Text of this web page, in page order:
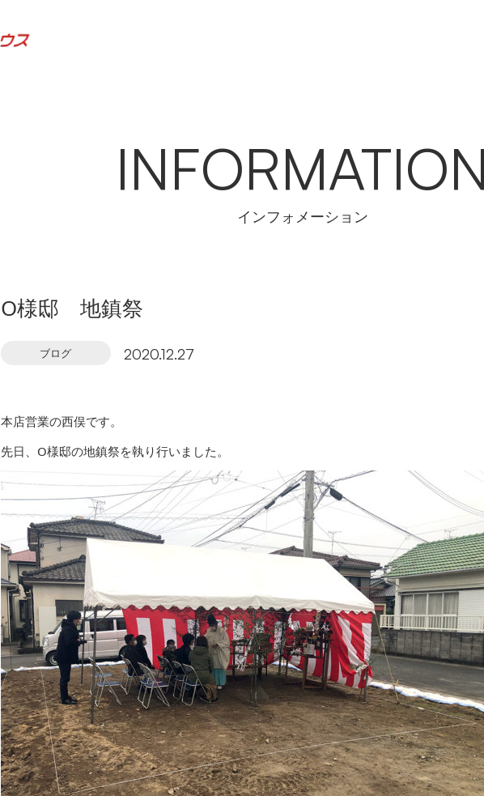
インフォメーション
O様邸 地鎮祭
ブログ 2020.12.27
本店営業の西俣です。
先日、O様邸の地鎮祭を執り行いました。